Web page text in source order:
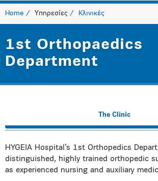
Home Υπηρεσίες Κλινικές
1st Orthopaedics
Department
The Clinic
HYGEIA Hospital’s 1st Orthopedics
distinguished, highly trained orthopedic
as experienced nursing and auxiliary